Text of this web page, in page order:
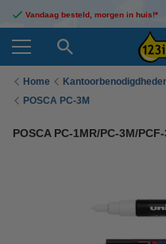
Vandaag besteld, morgen in huis!*
Home
POSCA PC-3M
POSCA PC-1MR/PC-3M/